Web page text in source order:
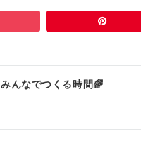
みんなでつくる時間🌈